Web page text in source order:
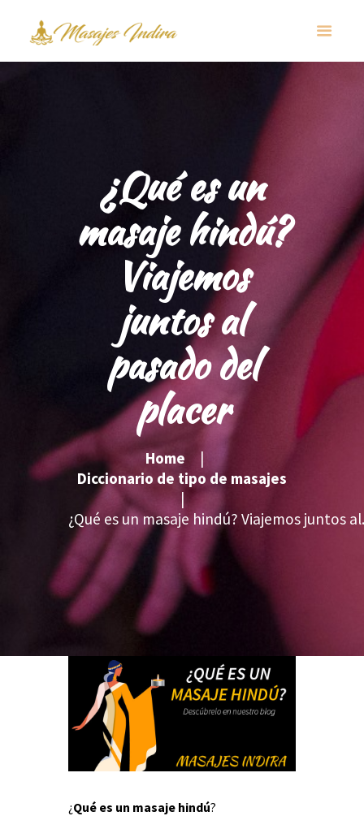
¿Qué es un
masaje hindú?
Viajemos
juntos al
pasado del
placer
Home
Diccionario de tipo de masajes
¿Qué es un masaje hindú? Viajemos juntos
¿Qué es un masaje hindú?